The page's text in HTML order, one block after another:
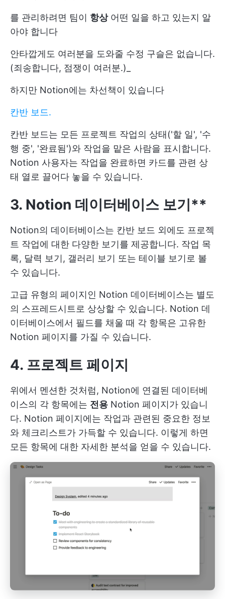
를 관리하려면 팀이 항상어떤 일을 하고 있는지 알
아야 합니다
안타깝게도 여러분을 도와줄 수정 구슬은 없습니다.
(죄송합니다, 점쟁이 여러분.)_
하지만 Notion에는 차선책이 있습니다
칸반 보드.
칸반 보드는 모든 프로젝트 작업의 상태('할 일', '수
행 중', '완료됨')와 작업을 맡은 사람을 표시합니다.
Notion 사용자는 작업을 완료하면 카드를 관련 상
태 열로 끌어다 놓을 수 있습니다.
3. Notion 데이터베이스 보기**
Notion의 데이터베이스는 칸반 보드 외에도 프로젝
트 작업에 대한 다양한 보기를 제공합니다. 작업 목
록, 달력 보기, 갤러리 보기 또는 테이블 보기로 볼
수 있습니다.
고급 유형의 페이지인 Notion 데이터베이스는 별도
의 스프레드시트로 상상할 수 있습니다. Notion 데
이터베이스에서 필드를 채울 때 각 항목은 고유한
Notion 페이지를 가질 수 있습니다.
4. 프로젝트 페이지
위에서 멘션한 것처럼, Notion에 연결된 데이터베
이스의 각 항목에는 전용 Notion 페이지가 있습니
다. Notion 페이지에는 작업과 관련된 중요한 정보
와 체크리스트가 가득할 수 있습니다. 이렇게 하면
모든 항목에 대한 자세한 분석을 얻을 수 있습니다.